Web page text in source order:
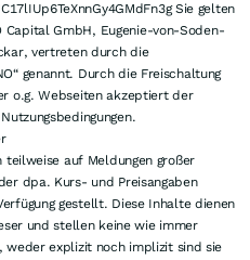
Sie gelten
GmbH, Eugenie-von-Soden-
vertreten durch die
genannt. Durch die Freischaltung
o.g. Webseiten akzeptiert der
auf Meldungen großer
dpa. Kurs- und Preisangaben
gestellt. Diese Inhalte dienen
und stellen keine wie immer
weder explizit noch implizit sind sie